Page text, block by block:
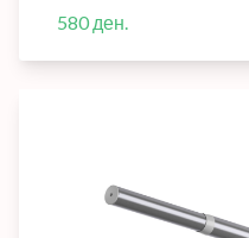
580 ден.